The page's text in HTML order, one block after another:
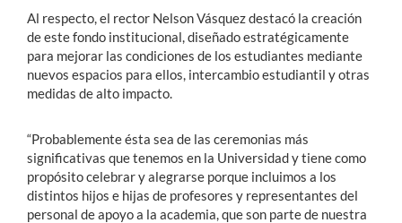
Al respecto, el rector Nelson Vásquez destacó la creación
de este fondo institucional, diseñado estratégicamente
para mejorar las condiciones de los estudiantes mediante
nuevos espacios para ellos, intercambio estudiantil y otras
medidas de alto impacto.
“Probablemente ésta sea de las ceremonias más
significativas que tenemos en la Universidad y tiene como
propósito celebrar y alegrarse porque incluimos a los
distintos hijos e hijas de profesores y representantes del
personal de apoyo a la academia, que son parte de nuestra